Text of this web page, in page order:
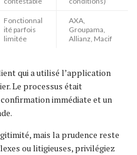
Fonctionnal
ité parfois
limitée
AXA,
Groupama,
Allianz, Macif
qui a utilisé l’application
Le processus était
immédiate et un
mais la prudence reste
ou litigieuses, privilégiez